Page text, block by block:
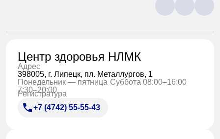
Центр здоровья НЛМК
Адрес
398005, г. Липецк, пл. Металлургов, 1
Понедельник — пятница
7:30–20:00
Суббота 08:00–16:00
Регистратура
+7 (4742) 55-55-43